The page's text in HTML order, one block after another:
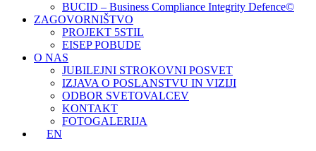
BUCID – Business Compliance Integrity Defence©
ZAGOVORNIŠTVO
PROJEKT 5STIL
EISEP POBUDE
O NAS
JUBILEJNI STROKOVNI POSVET
IZJAVA O POSLANSTVU IN VIZIJI
ODBOR SVETOVALCEV
KONTAKT
FOTOGALERIJA
EN